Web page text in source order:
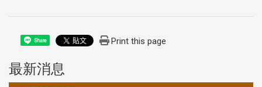
Share Print this page
最新消息